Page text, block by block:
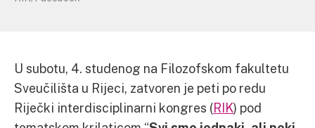
U subotu, 4. studenog na Filozofskom fakultetu
Sveučilišta u Rijeci, zatvoren je peti po redu
Riječki interdisciplinarni kongres (RIK) pod